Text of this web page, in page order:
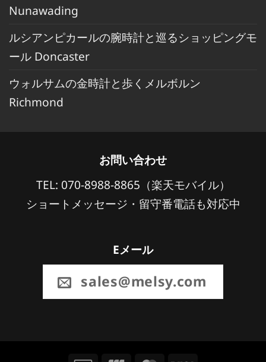
Nunawading
ルシアンピカールの腕時計と巡るショッピングモ
ール Doncaster
ウォルサムの金時計と歩くメルボルン
Richmond
お問い合わせ
TEL: 070-8988-8865（楽天モバイル）
ショートメッセージ・留守番電話も対応中
Eメール
sales@melsy.com